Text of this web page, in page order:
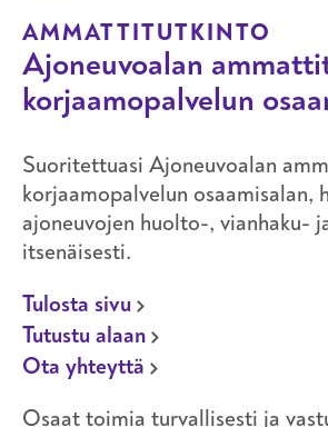
Ajoneuvoalan
korjaamopalvelun
AMMATTITUTKINTO
Suoritettuasi Ajoneuvoalan
korjaamopalvelun osaamisalan,
ajoneuvojen huolto-, vianhaku-
itsenäisesti.
Tulosta sivu
Tutustu alaan
Ota yhteyttä
Osaat toimia turvallisesti ja